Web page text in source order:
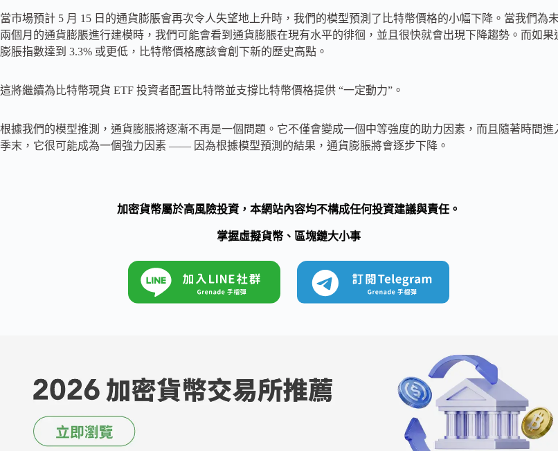
當市場預計 5 月 15 日的通貨膨脹會再次令人失望地上升時，我們的模型預測了比特幣價格的小幅下降。當我們為
兩個月的通貨膨脹進行建模時，我們可能會看到通貨膨脹在現有水平的徘徊，並且很快就會出現下降趨勢。而如果
膨脹指數達到 3.3% 或更低，比特幣價格應該會創下新的歷史高點。
這將繼續為比特幣現貨 ETF 投資者配置比特幣並支撐比特幣價格提供 “一定動力”。
根據我們的模型推測，通貨膨脹將逐漸不再是一個問題。它不僅會變成一個中等強度的助力因素，而且隨著時間進
季末，它很可能成為一個強力因素 —— 因為根據模型預測的結果，通貨膨脹將會逐步下降。
加密貨幣屬於高風險投資，本網站內容均不構成任何投資建議與責任。
掌握虛擬貨幣、區塊鏈大小事